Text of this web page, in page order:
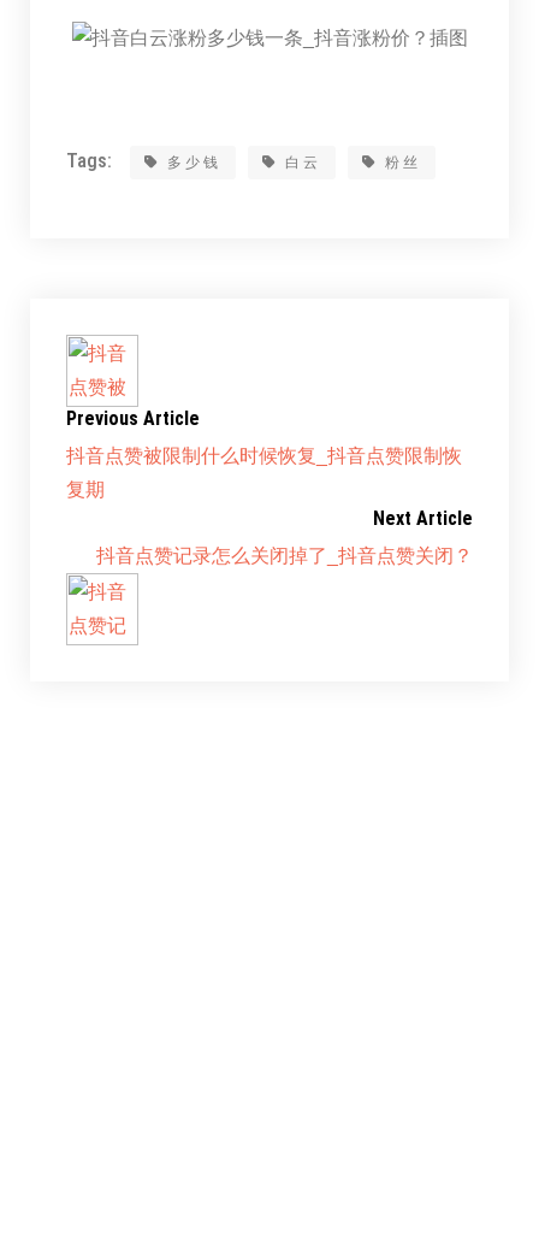
Tags: 多少钱 白云 粉丝
Previous Article
抖音点赞被限制什么时候恢复_抖音点赞限制恢
复期
Next Article
抖音点赞记录怎么关闭掉了_抖音点赞关闭？